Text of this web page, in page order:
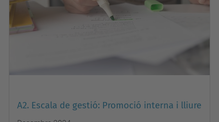
A2. Escala de gestió: Promoció interna i lliure